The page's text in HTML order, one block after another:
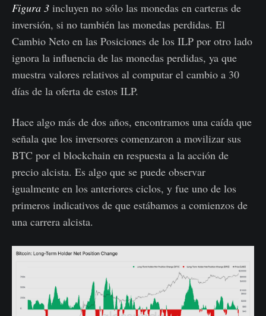
Figura 3 incluyen no sólo las monedas en carteras de
inversión, si no también las monedas perdidas. El
Cambio Neto en las Posiciones de los ILP por otro lado
ignora la influencia de las monedas perdidas, ya que
muestra valores relativos al computar el cambio a 30
días de la oferta de estos ILP.
Hace algo más de dos años, encontramos una caída que
señala que los inversores comenzaron a movilizar sus
BTC por el blockchain en respuesta a la acción de
precio alcista. Es algo que se puede observar
igualmente en los anteriores ciclos, y fue uno de los
primeros indicativos de que estábamos a comienzos de
una carrera alcista.